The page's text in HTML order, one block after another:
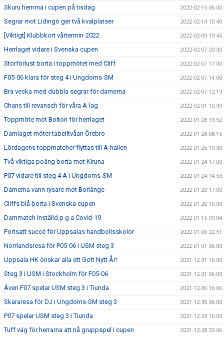
Skuru hemma i cupen på tisdag 2022-02-15 06:00
Segrar mot Lidingö ger två kvalplatser 2022-02-14 15:40
[Viktigt] Klubbkort vårtermin-2022 2022-02-09 19:45
Herrlaget vidare i Svenska cupen 2022-02-07 20:30
Storförlust borta i toppmötet med Cliff 2022-02-07 17:00
F05-06 klara för steg 4 i Ungdoms-SM 2022-02-07 14:00
Bra vecka med dubbla segrar för damerna 2022-02-07 12:19
Chans till revansch för våra A-lag 2022-02-01 10:39
Toppmöte mot Bolton för herrlaget 2022-01-28 13:52
Damlaget möter tabelltvåan Örebro 2022-01-28 08:15
Lördagens toppmatcher flyttas till A-hallen 2022-01-25 19:30
Två viktiga poäng borta mot Kiruna 2022-01-24 17:00
P07 vidare till steg 4 A i Ungdoms-SM 2022-01-24 14:53
Damerna vann rysare mot Borlänge 2022-01-20 17:00
Cliffs blå borta i Svenska cupen 2022-01-20 15:00
Dammatch inställd p g a Covid-19 2022-01-15 09:04
Fortsatt succé för Uppsalas handbollsskolor 2022-01-06 22:51
Norrlandsresa för P05-06 i USM steg 3 2022-01-01 06:00
Uppsala HK önskar alla ett Gott Nytt År! 2021-12-31 16:00
Steg 3 i USM i Stockholm för F05-06 2021-12-31 06:00
Även F07 spelar USM steg 3 i Tiunda 2021-12-30 16:00
Skararesa för DJ i Ungdoms-SM steg 3 2021-12-30 06:00
P07 spelar USM steg 3 i Tiunda 2021-12-29 16:00
Tuff väg för herrarna att nå gruppspel i cupen 2021-12-28 20:06